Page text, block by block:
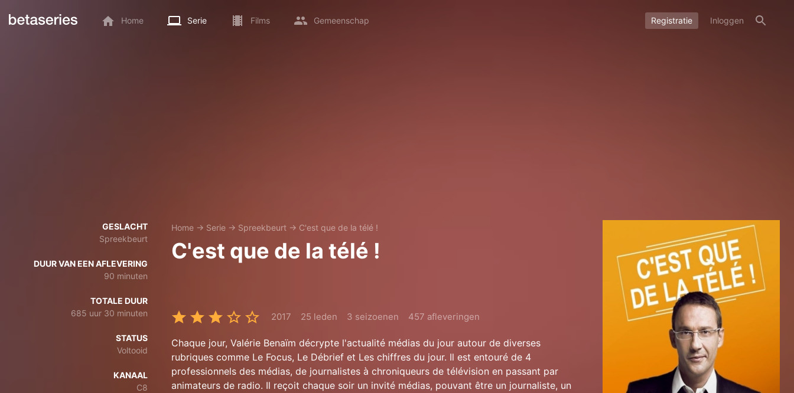
Home Serie Films Gemeenschap Registratie Inloggen
GESLACHT
Spreekbeurt
DUUR VAN EEN AFLEVERING
90 minuten
TOTALE DUUR
685 uur 30 minuten
STATUS
Voltooid
KANAAL
C8
Home → Serie → Spreekbeurt → C'est que de la télé !
C'est que de la télé !
2017 25 leden 3 seizoenen 457 afleveringen
Chaque jour, Valérie Benaïm décrypte l'actualité médias du jour autour de diverses
rubriques comme Le Focus, Le Débrief et Les chiffres du jour. Il est entouré de 4
professionnels des médias, de journalistes à chroniqueurs de télévision en passant par
animateurs de radio. Il reçoit chaque soir un invité médias, pouvant être un journaliste, un